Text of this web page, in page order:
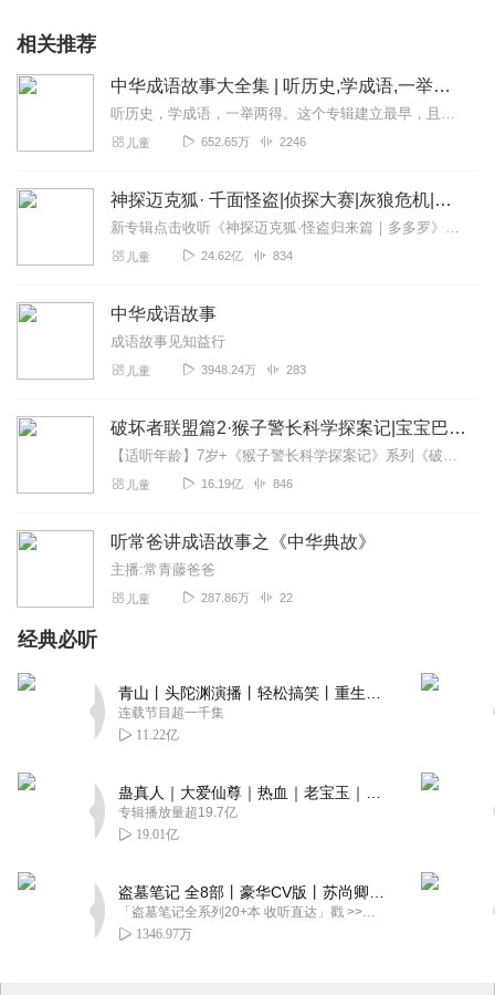
相关推荐
中华成语故事大全集 | 听历史,学成语,一举两得
听历史，学成语，一举两得。这个专辑建立最早，且最初为手机录制，水平低，音量小，录得不好。换了设备之后，又把前七百条音频一条一条重新录制替换了一遍。有不少听众朋友...
儿童 652.65万 2246
神探迈克狐· 千面怪盗|侦探大赛|灰狼危机|多多罗
新专辑点击收听《神探迈克狐·怪盗归来篇｜多多罗》！！！>>>点击进入主播橱窗购买《神探迈克狐》系列图书吧!<<<多多罗故事【点击前往】收听多多罗其他好玩有趣的故...
儿童 24.62亿 834
中华成语故事
成语故事见知益行
儿童 3948.24万 283
破坏者联盟篇2·猴子警长科学探案记|宝宝巴士故事
【适听年龄】7岁+《猴子警长科学探案记》系列《破坏者联盟篇1·猴子警长科学探案记》>>>《破坏者联盟篇2·猴子警长科学探案记》>>>《破坏者联盟篇3·猴子警长科...
儿童 16.19亿 846
听常爸讲成语故事之《中华典故》
主播:常青藤爸爸
儿童 287.86万 22
经典必听
连载节目超一千集
11.22亿
专辑播放量超19.7亿
19.01亿
「盗墓笔记全系列20+本 收听直达」戳 >>改编自南派三叔同名作品，腾讯音乐娱乐集团出品，冠声文化制作，...
1346.97万